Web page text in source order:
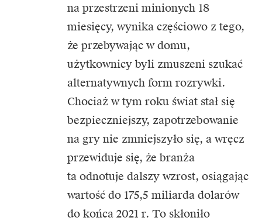
na przestrzeni minionych 18
miesięcy, wynika częściowo z tego,
że przebywając w domu,
użytkownicy byli zmuszeni szukać
alternatywnych form rozrywki.
Chociaż w tym roku świat stał się
bezpieczniejszy, zapotrzebowanie
na gry nie zmniejszyło się, a wręcz
przewiduje się, że branża
ta odnotuje dalszy wzrost, osiągając
wartość do 175,5 miliarda dolarów
do końca 2021 r. To skłoniło